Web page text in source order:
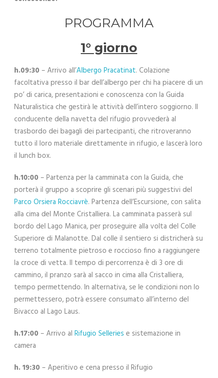
PROGRAMMA
1° giorno
h.09:30 – Arrivo all’Albergo Pracatinat. Colazione
facoltativa presso il bar dell’albergo per chi ha piacere di un
po’ di carica, presentazioni e conoscenza con la Guida
Naturalistica che gestirà le attività dell’intero soggiorno. Il
conducente della navetta del rifugio provvederà al
trasbordo dei bagagli dei partecipanti, che ritroveranno
tutto il loro materiale direttamente in rifugio, e lascerà loro
il lunch box.
h.10:00 – Partenza per la camminata con la Guida, che
porterà il gruppo a scoprire gli scenari più suggestivi del
Parco Orsiera Rocciavrè. Partenza dell’Escursione, con salita
alla cima del Monte Cristalliera. La camminata passerà sul
bordo del Lago Manica, per proseguire alla volta del Colle
Superiore di Malanotte. Dal colle il sentiero si districherà su
terreno totalmente pietroso e roccioso fino a raggiungere
la croce di vetta. Il tempo di percorrenza è di 3 ore di
cammino, il pranzo sarà al sacco in cima alla Cristalliera,
tempo permettendo. In alternativa, se le condizioni non lo
permettessero, potrà essere consumato all’interno del
Bivacco al Lago Laus.
h.17:00 – Arrivo al Rifugio Selleries e sistemazione in
camera
h. 19:30 – Aperitivo e cena presso il Rifugio